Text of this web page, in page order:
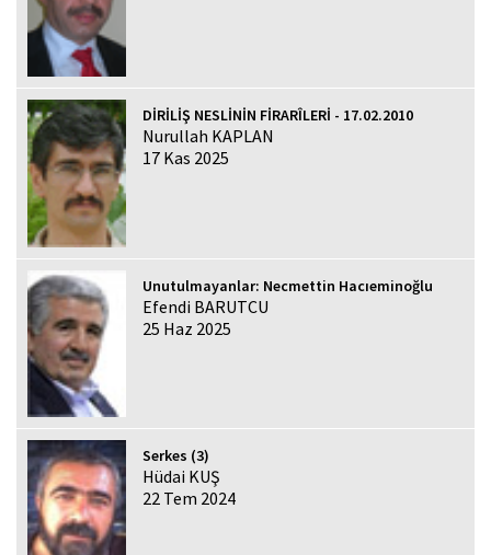
DİRİLİŞ NESLİNİN FİRARÎLERİ - 17.02.2010
Nurullah KAPLAN
17 Kas 2025
Unutulmayanlar: Necmettin Hacıeminoğlu
Efendi BARUTCU
25 Haz 2025
Serkes (3)
Hüdai KUŞ
22 Tem 2024